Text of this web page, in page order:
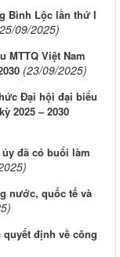
Bình Lộc lần thứ I
09/2025)
MTTQ Việt Nam
(23/09/2025)
Đại hội đại biểu
2025 – 2030
đã có buổi làm
nước, quốc tế và
định về công